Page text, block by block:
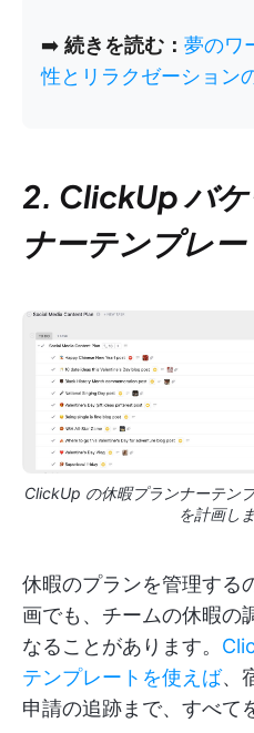
➡️ 続きを読む： 夢のワ
性とリラクゼーション
2. ClickUp バ
ナーテンプレー
ClickUp の休暇プランナーテン
を計画し
休暇のプランを管理する
画でも、チームの休暇の
なることがあります。
テンプレートを使えば、
申請の追跡まで、すべて